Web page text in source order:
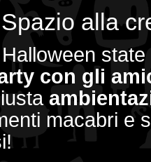
alla
con gli
macabri e